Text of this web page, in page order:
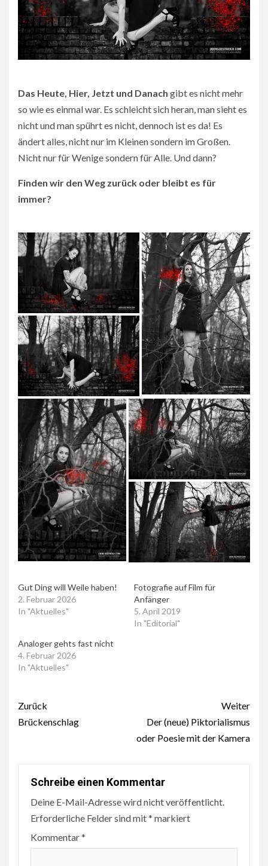
Das Heute, Hier, Jetzt und Danach gibt es nicht mehr
so wie es einmal war. Es schleicht sich heran, man sieht es
nicht und man spührt es nicht, dennoch ist es da! Es
ändert alles, nicht nur im Kleinen sondern im Großen.
Nicht nur für Wenige sondern für Alle. Und dann?
Finden wir den Weg zurück oder bleibt es für
immer?
Gut Ding will Weile haben!
2. Februar 2026
In "Aktuelles"
Fotografie auf Film für
Anfänger
5. April 2019
In "Editorial"
Analoger gehts fast nicht
4. Februar 2026
In "Aktuelles"
Beitragsnavigation
Zurück
Brückenschlag
Weiter
Der (neue) Piktorialismus
oder Poesie mit der Kamera
Schreibe einen Kommentar
Deine E-Mail-Adresse wird nicht veröffentlicht.
Erforderliche Felder sind mit* markiert
Kommentar*